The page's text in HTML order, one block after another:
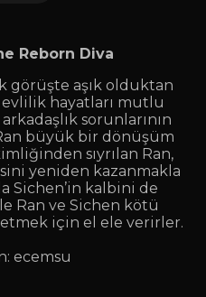
Reborn Diva
görüşte aşık olduktan
hayatları mutlu
sorunlarının
büyük bir dönüşüm
sıyrılan Ran,
yeniden kazanmakla
Sichen’in kalbini de
Ran ve Sichen kötü
için el ele verirler.
ecemsu